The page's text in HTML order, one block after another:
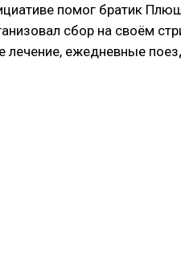
помог братик
сбор на своём
лечение, ежедневные